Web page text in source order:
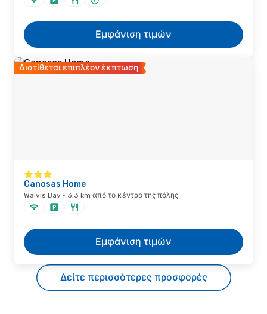
Εμφάνιση τιμών
Διατίθεται επιπλέον έκπτωση
Canosas Home
Walvis Bay · 3,3 km από το κέντρο της πόλης
Εμφάνιση τιμών
Δείτε περισσότερες προσφορές